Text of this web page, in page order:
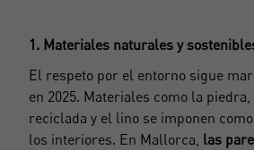
1. Materiales naturales y
El respeto por el entorno sigue
en 2025. Materiales como la
reciclada y el lino se imponen
los interiores. En Mallorca, las